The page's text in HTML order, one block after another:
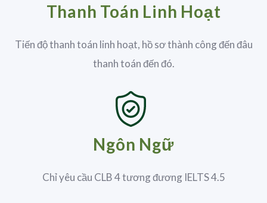
Thanh Toán Linh Hoạt
Tiến độ thanh toán linh hoạt, hồ sơ thành công đến đâu
thanh toán đến đó.
Ngôn Ngữ
Chỉ yêu cầu CLB 4 tương đương IELTS 4.5